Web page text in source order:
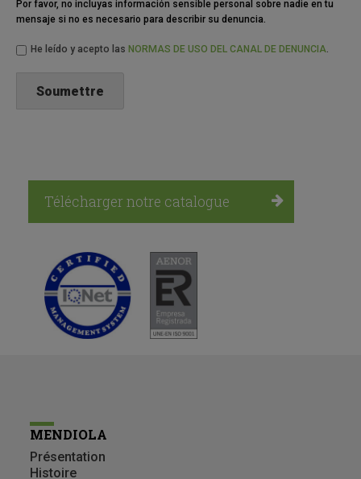
Por favor, no incluyas información sensible personal sobre nadie en tu
mensaje si no es necesario para describir su denuncia.
He leído y acepto las NORMAS DE USO DEL CANAL DE DENUNCIA.
Télécharger notre catalogue
MENDIOLA
Présentation
Histoire